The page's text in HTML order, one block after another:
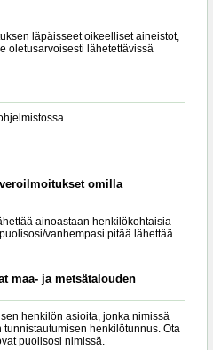
läpäisseet oikeelliset aineistot,
oletusarvoisesti lähetettävissä
omilla
ainoastaan henkilökohtaisia
vanhempasi pitää lähettää
maa- ja metsätalouden
henkilön asioita, jonka nimissä
henkilötunnus. Ota
puolisosi nimissä.